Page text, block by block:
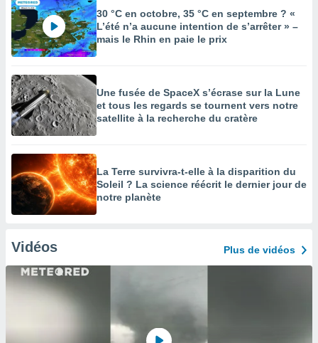
30 °C en octobre, 35 °C en septembre ? «
L’été n’a aucune intention de s’arrêter » –
mais le Rhin en paie le prix
Une fusée de SpaceX s’écrase sur la Lune
et tous les regards se tournent vers notre
satellite à la recherche du cratère
La Terre survivra-t-elle à la disparition du
Soleil ? La science réécrit le dernier jour de
notre planète
Vidéos Plus de vidéos